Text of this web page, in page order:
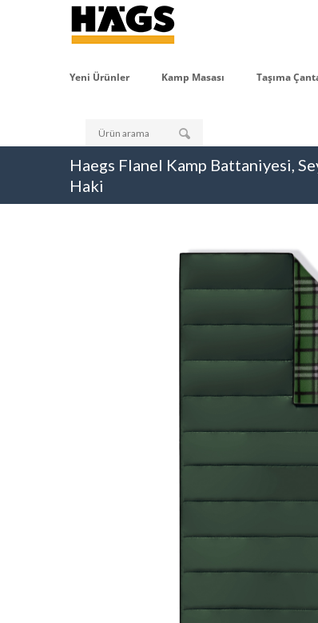
Yeni Ürünler Kamp Masası Taşıma
Haegs Flanel Kamp Battaniyesi,
Haki